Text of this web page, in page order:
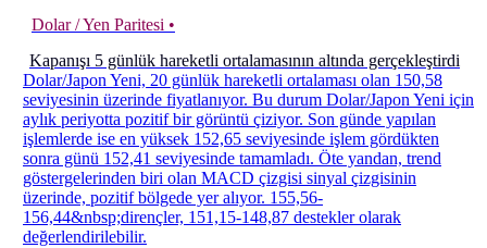
Dolar / Yen Paritesi •
Kapanışı 5 günlük hareketli ortalamasının altında gerçekleştirdi
Dolar/Japon Yeni, 20 günlük hareketli ortalaması olan 150,58
seviyesinin üzerinde fiyatlanıyor. Bu durum Dolar/Japon Yeni için
aylık periyotta pozitif bir görüntü çiziyor. Son günde yapılan
işlemlerde ise en yüksek 152,65 seviyesinde işlem gördükten
sonra günü 152,41 seviyesinde tamamladı. Öte yandan, trend
göstergelerinden biri olan MACD çizgisi sinyal çizgisinin
üzerinde, pozitif bölgede yer alıyor. 155,56-
156,44&nbsp;dirençler, 151,15-148,87 destekler olarak
değerlendirilebilir.